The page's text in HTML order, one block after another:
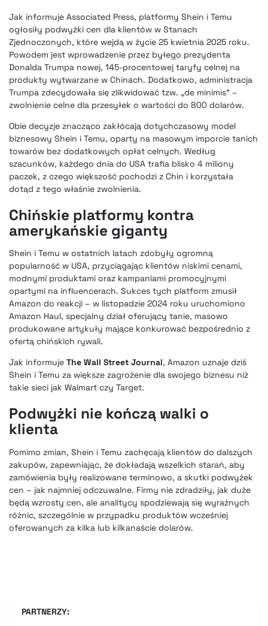
Jak informuje Associated Press, platformy Shein i Temu
ogłosiły podwyżki cen dla klientów w Stanach
Zjednoczonych, które wejdą w życie 25 kwietnia 2025 roku.
Powodem jest wprowadzenie przez byłego prezydenta
Donalda Trumpa nowej, 145-procentowej taryfy celnej na
produkty wytwarzane w Chinach. Dodatkowo, administracja
Trumpa zdecydowała się zlikwidować tzw. „de minimis” –
zwolnienie celne dla przesyłek o wartości do 800 dolarów.
Obie decyzje znacząco zakłócają dotychczasowy model
biznesowy Shein i Temu, oparty na masowym imporcie tanich
towarów bez dodatkowych opłat celnych. Według
szacunków, każdego dnia do USA trafia blisko 4 miliony
paczek, z czego większość pochodzi z Chin i korzystała
dotąd z tego właśnie zwolnienia.
Chińskie platformy kontra
amerykańskie giganty
Shein i Temu w ostatnich latach zdobyły ogromną
popularność w USA, przyciągając klientów niskimi cenami,
modnymi produktami oraz kampaniami promocyjnymi
opartymi na influencerach. Sukces tych platform zmusił
Amazon do reakcji – w listopadzie 2024 roku uruchomiono
Amazon Haul, specjalny dział oferujący tanie, masowo
produkowane artykuły mające konkurować bezpośrednio z
ofertą chińskich rywali.
Jak informuje The Wall Street Journal, Amazon uznaje dziś
Shein i Temu za większe zagrożenie dla swojego biznesu niż
takie sieci jak Walmart czy Target.
Podwyżki nie kończą walki o
klienta
Pomimo zmian, Shein i Temu zachęcają klientów do dalszych
zakupów, zapewniając, że dokładają wszelkich starań, aby
zamówienia były realizowane terminowo, a skutki podwyżek
cen – jak najmniej odczuwalne. Firmy nie zdradziły, jak duże
będą wzrosty cen, ale analitycy spodziewają się wyraźnych
różnic, szczególnie w przypadku produktów wcześniej
oferowanych za kilka lub kilkanaście dolarów.
PARTNERZY: